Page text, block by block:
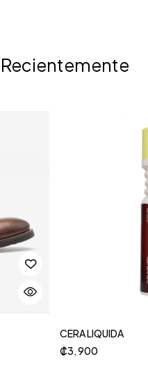
CERA LIQUIDA
₡3, 900